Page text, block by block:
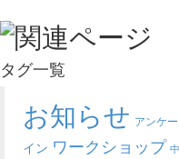
タグ一覧
お知らせ アンケー
イン ワークショップ